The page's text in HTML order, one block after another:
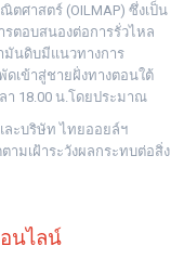
ศาสตร์ (OILMAP) ซึ่งเป็น
ตอบสนองต่อการรั่วไหล
มันดิบมีแนวทางการ
เข้าสู่ชายฝั่งทางตอนใต้
า 18.00 น.โดยประมาณ
ละบริษัท ไทยออยล์ฯ
ามเฝ้าระวังผลกระทบต่อสิ่ง
นไลน์